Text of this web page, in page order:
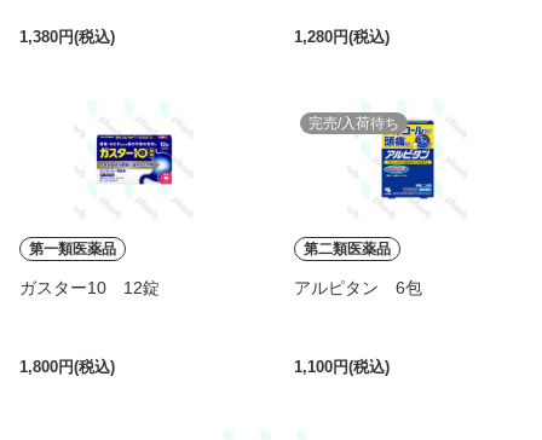
1,380円(税込) 1,280円(税込)
第一類医薬品
ガスター10 12錠
1,800円(税込)
完売/入荷待ち
第二類医薬品
アルピタン 6包
1,100円(税込)